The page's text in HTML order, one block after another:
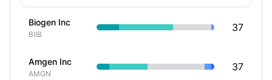
Biogen Inc
BIIB
37
Amgen Inc
AMGN
37